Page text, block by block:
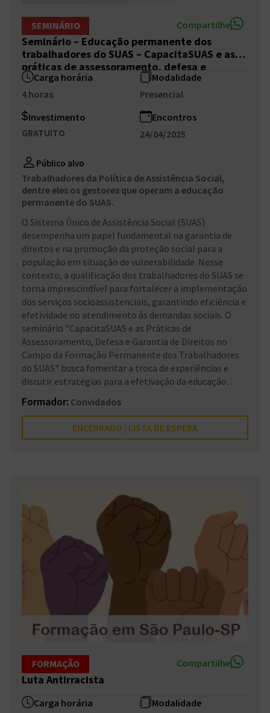
SEMINÁRIO Compartilhe
Seminário – Educação permanente dos
trabalhadores do SUAS – CapacitaSUAS e as
práticas de assessoramento, defesa e
garantia de direitos
Carga horária
4 horas
Modalidade
Presencial
Investimento
GRATUITO
Encontros
24/04/2025
Público alvo
Trabalhadores da Política de Assistência Social,
dentre eles os gestores que operam a educação
permanente do SUAS.
O Sistema Único de Assistência Social (SUAS)
desempenha um papel fundamental na garantia de
direitos e na promoção da proteção social para a
população em situação de vulnerabilidade. Nesse
contexto, a qualificação dos trabalhadores do SUAS se
torna imprescindível para fortalecer a implementação
dos serviços socioassistenciais, garantindo eficiência e
efetividade no atendimento às demandas sociais. O
seminário "CapacitaSUAS e as Práticas de
Assessoramento, Defesa e Garantia de Direitos no
Campo da Formação Permanente dos Trabalhadores
do SUAS" busca fomentar a troca de experiências e
discutir estratégias para a efetivação da educação
contribuindo para a melhoria contínua dos programas,
projetos, serviços e benefícios socioassistenciais
ofertados à população.
Formador: Convidados
ENCERRADO | LISTA DE ESPERA
FORMAÇÃO Compartilhe
Luta Antirracista
Carga horária
Modalidade